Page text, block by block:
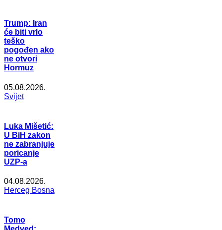
Trump: Iran
će biti vrlo
teško
pogođen ako
ne otvori
Hormuz
05.08.2026.
Svijet
Luka Mišetić:
U BiH zakon
ne zabranjuje
poricanje
UZP-a
04.08.2026.
Herceg Bosna
Tomo